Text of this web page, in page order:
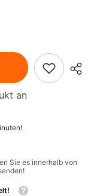
an
!
Sie es innerhalb von